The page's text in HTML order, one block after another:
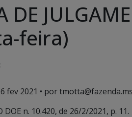
DE
feira)
fev 2021 • por
DOE n. 10.420, de 26/2/2021, p. 11.